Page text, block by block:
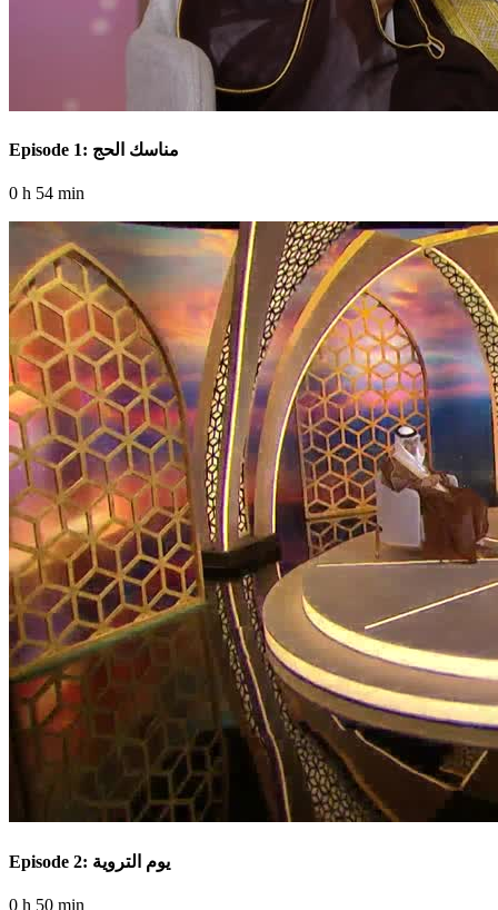
Episode 1: مناسك الحج
0 h 54 min
Episode 2: يوم التروية
0 h 50 min